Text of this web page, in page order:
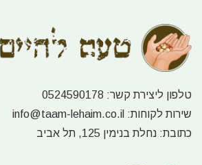
טלפון ליצירת קשר: 0524590178
שירות לקוחות: info@taam-lehaim.co.il
כתובת: נחלת בנימין 125, תל אביב